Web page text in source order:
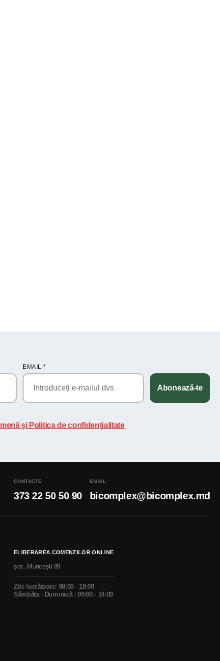
EMAIL*
Abonează-te
și Politica de confidențialitate
CONTACTE
373 22 50 50 90
EMAIL
bicomplex@bicomplex.md
ELIBERAREA COMENZILOR ONLINE
șos. Muncești 89
Zile lucrătoare: 08:00 - 18:00
Sâmbăta - Duminică : 09:00 - 14:00